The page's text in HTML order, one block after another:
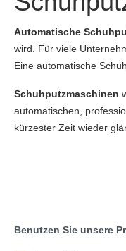
Automatische
wird. Für viele
Eine automatische
Schuhputzmaschinen
automatischen,
kürzester Zeit wieder
Benutzen Sie unsere